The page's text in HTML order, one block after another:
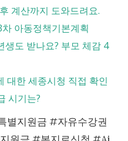
계산까지 도와드려요.
아동정책기본계획
도 받나요? 부모 체감 4
대한 세종시청 직접 확인
시기는?
별지원금 #자유수강권